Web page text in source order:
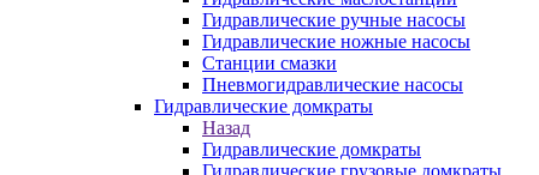
Гидравлические ручные насосы
Гидравлические ножные насосы
Станции смазки
Пневмогидравлические насосы
Гидравлические домкраты
Назад
Гидравлические домкраты
Гидравлические грузовые домкраты